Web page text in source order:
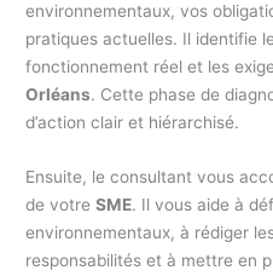
environnementaux, vos
pratiques actuelles. Il identifie
fonctionnement réel et les
Orléans. Cette phase de
d’action clair et hiérarchisé.
Ensuite, le consultant vous
de votreSME. Il vous aide à
environnementaux, à rédiger
responsabilités et à mettre en